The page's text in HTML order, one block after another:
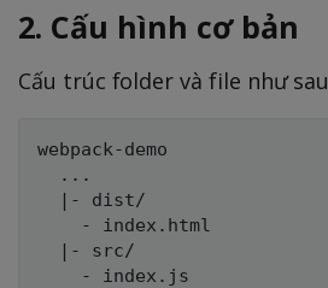
2. Cấu hình cơ bản
Cấu trúc folder và file như sau
webpack-demo
  ...
  |- dist/
    - index.html
  |- src/
    - index.js